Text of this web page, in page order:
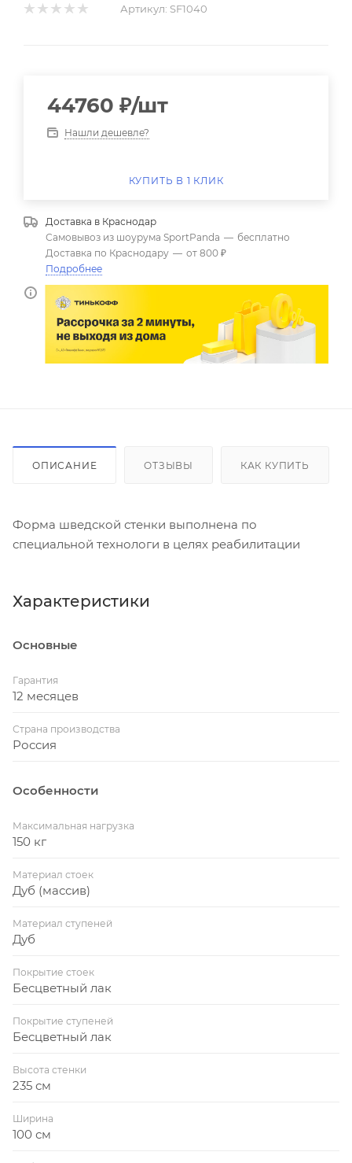
Артикул: SF1040
44760 ₽/шт
Нашли дешевле?
КУПИТЬ В 1 КЛИК
Доставка в Краснодар
Самовывоз из шоурума SportPanda — бесплатно
Доставка по Краснодару — от 800 ₽
Подробнее
ОПИСАНИЕ ОТЗЫВЫ КАК КУПИТЬ
Форма шведской стенки выполнена по
специальной технологи в целях реабилитации
Характеристики
Основные
Гарантия
12 месяцев
Страна производства
Россия
Особенности
Максимальная нагрузка
150 кг
Материал стоек
Дуб (массив)
Материал ступеней
Дуб
Покрытие стоек
Бесцветный лак
Покрытие ступеней
Бесцветный лак
Высота стенки
235 см
Ширина
100 см